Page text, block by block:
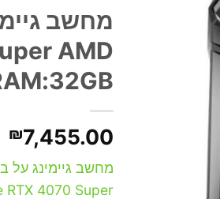
AMD
₪7,455.00
RTX 4070 Super